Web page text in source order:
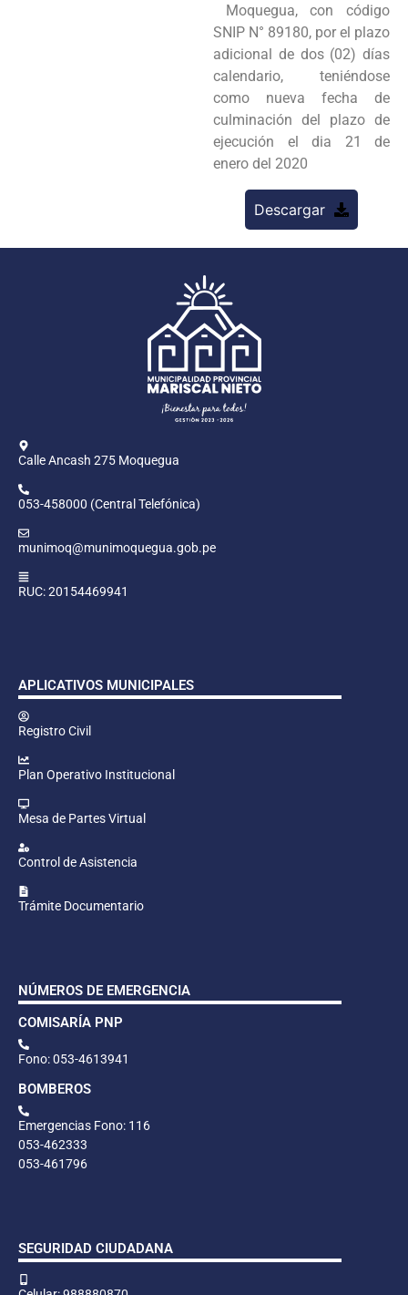
Moquegua, con código
SNIP N° 89180, por el plazo
adicional de dos (02) días
calendario, teniéndose
como nueva fecha de
culminación del plazo de
ejecución el dia 21 de
enero del 2020
Descargar
Calle Ancash 275 Moquegua
053-458000 (Central Telefónica)
munimoq@munimoquegua.gob.pe
RUC: 20154469941
APLICATIVOS MUNICIPALES
Registro Civil
Plan Operativo Institucional
Mesa de Partes Virtual
Control de Asistencia
Trámite Documentario
NÚMEROS DE EMERGENCIA
COMISARÍA PNP
Fono: 053-4613941
BOMBEROS
Emergencias Fono: 116
053-462333
053-461796
SEGURIDAD CIUDADANA